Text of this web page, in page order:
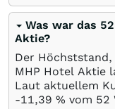
Was war das
Aktie?
Der
MHP Hotel Aktie
Laut aktuellem
-11,39 % vom 52